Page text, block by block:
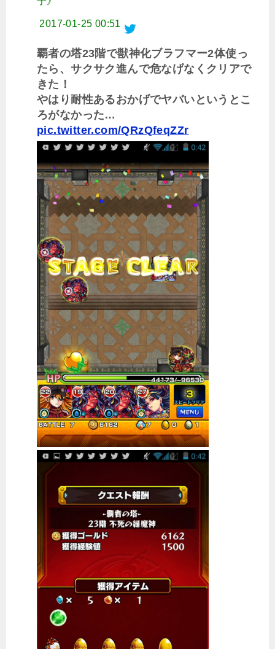
2017-01-25 00:51
覇者の塔23階で獣神化ブラフマー2体使っ
たら、サクサク進んで危なげなくクリアで
きた！
やはり耐性あるおかげでヤバいというとこ
ろがなかった…
pic.twitter.com/QRzQfeqZZr